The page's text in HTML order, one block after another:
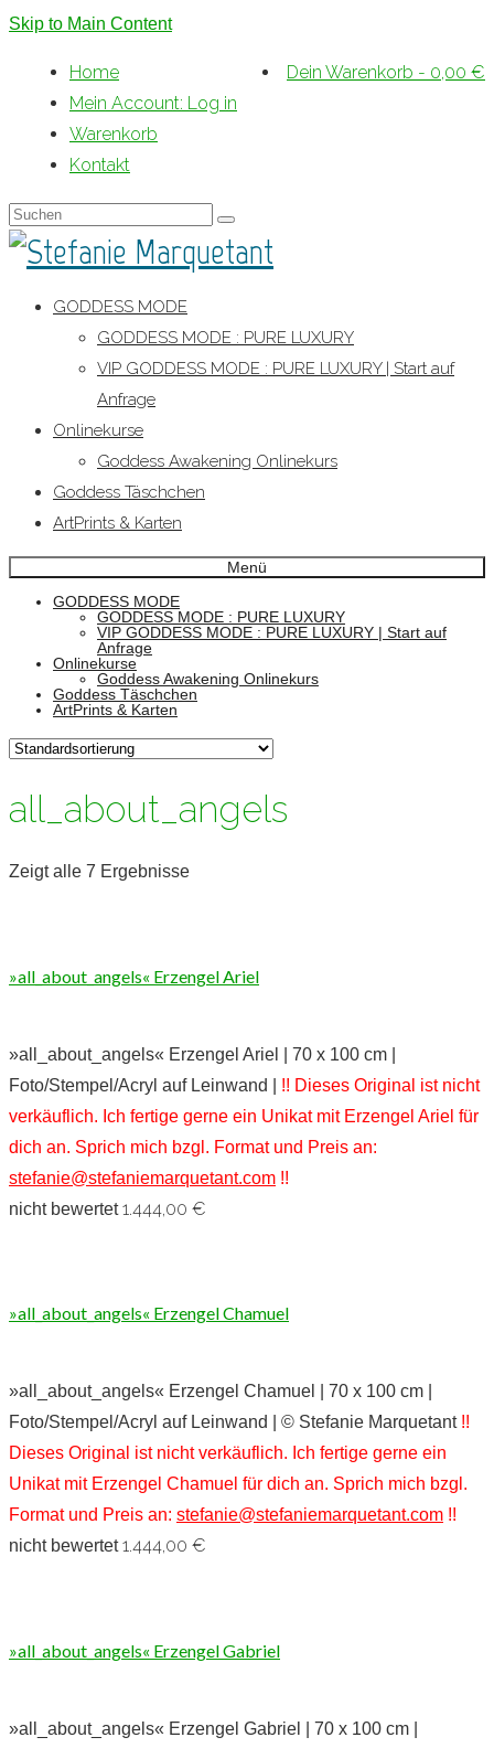
Skip to Main Content
Home
Mein Account: Log in
Warenkorb
Kontakt
Dein Warenkorb - 0,00 €
Suche
nach:
GODDESS MODE
GODDESS MODE : PURE LUXURY
VIP GODDESS MODE : PURE LUXURY | Start auf
Anfrage
Onlinekurse
Goddess Awakening Onlinekurs
Goddess Täschchen
ArtPrints & Karten
Menü
GODDESS MODE
GODDESS MODE : PURE LUXURY
VIP GODDESS MODE : PURE LUXURY | Start auf
Anfrage
Onlinekurse
Goddess Awakening Onlinekurs
Goddess Täschchen
ArtPrints & Karten
all_about_angels
Zeigt alle 7 Ergebnisse
»all_about_angels« Erzengel Ariel
»all_about_angels« Erzengel Ariel | 70 x 100 cm |
Foto/Stempel/Acryl auf Leinwand | !! Dieses Original ist nicht
verkäuflich. Ich fertige gerne ein Unikat mit Erzengel Ariel für
dich an. Sprich mich bzgl. Format und Preis an:
stefanie@stefaniemarquetant.com !!
nicht bewertet 1.444,00 €
»all_about_angels« Erzengel Chamuel
»all_about_angels« Erzengel Chamuel | 70 x 100 cm |
Foto/Stempel/Acryl auf Leinwand | © Stefanie Marquetant !!
Dieses Original ist nicht verkäuflich. Ich fertige gerne ein
Unikat mit Erzengel Chamuel für dich an. Sprich mich bzgl.
Format und Preis an: stefanie@stefaniemarquetant.com !!
nicht bewertet 1.444,00 €
»all_about_angels« Erzengel Gabriel
»all_about_angels« Erzengel Gabriel | 70 x 100 cm |